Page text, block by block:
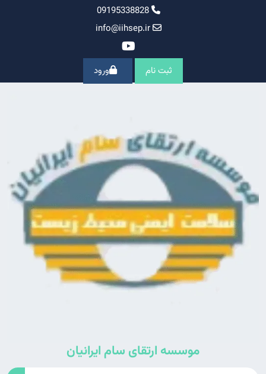
09195338828
info@iihsep.ir
ثبت نام ورود
موسسه ارتقای سام ایرانیان